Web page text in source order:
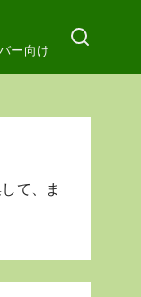
ー向け
て、ま